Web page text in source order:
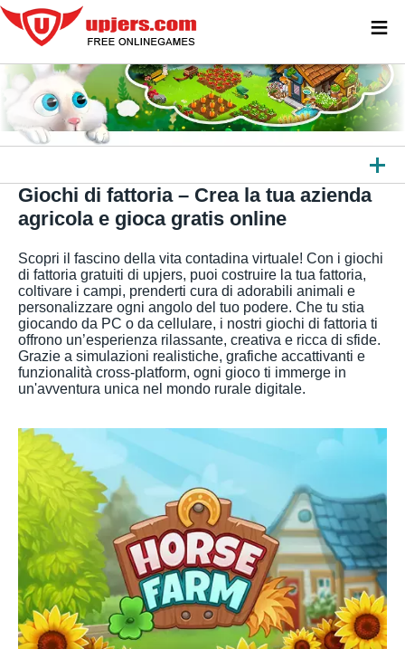
TUTTI I GIOCHI
GIOCHI DA SCARICARE
APP
ALTRE PIATTAFORME
Giochi di fattoria – Crea la tua azienda
agricola e gioca gratis online
Scopri il fascino della vita contadina virtuale! Con i giochi
di fattoria gratuiti di upjers, puoi costruire la tua fattoria,
coltivare i campi, prenderti cura di adorabili animali e
personalizzare ogni angolo del tuo podere. Che tu stia
giocando da PC o da cellulare, i nostri giochi di fattoria ti
offrono un’esperienza rilassante, creativa e ricca di sfide.
Grazie a simulazioni realistiche, grafiche accattivanti e
funzionalità cross-platform, ogni gioco ti immerge in
un'avventura unica nel mondo rurale digitale.
≡